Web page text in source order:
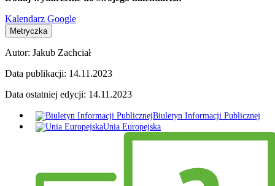
Kalendarz Google
Metryczka
Autor: Jakub Zachciał
Data publikacji: 14.11.2023
Data ostatniej edycji: 14.11.2023
Biuletyn Informacji Publicznej
Unia Europejska